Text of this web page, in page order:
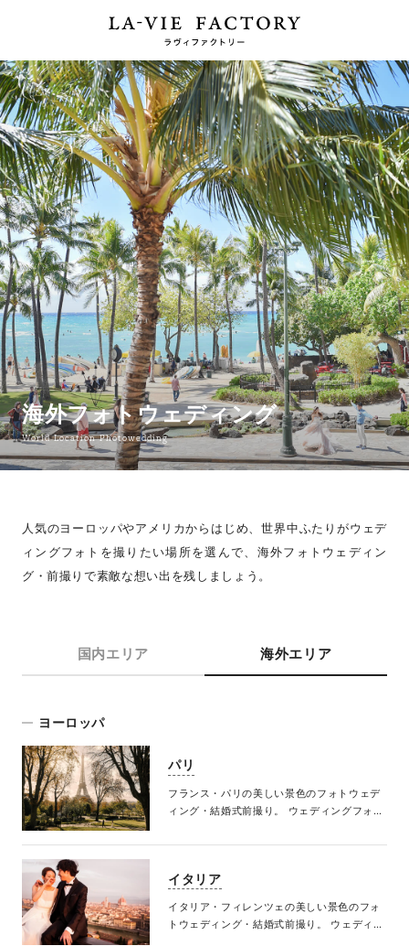
海外フォトウェディング
World Location Photowedding
人気のヨーロッパやアメリカからはじめ、世界中ふたりがウェデ
ィングフォトを撮りたい場所を選んで、海外フォトウェディン
グ・前撮りで素敵な想い出を残しましょう。
国内エリア 海外エリア
ヨーロッパ
パリ
フランス・パリの美しい景色のフォトウェデ
ィング・結婚式前撮り。 ウェディングフォト
イタリア
イタリア・フィレンツェの美しい景色のフォ
トウェディング・結婚式前撮り。 ウェディン